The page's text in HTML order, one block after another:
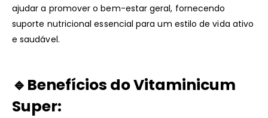
ajudar a promover o bem-estar geral, fornecendo
suporte nutricional essencial para um estilo de vida ativo
e saudável.
🔹Benefícios do Vitaminicum
Super: